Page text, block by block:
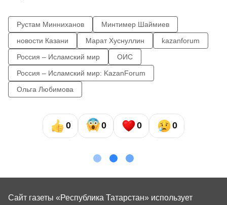
Рустам Минниханов
Минтимер Шаймиев
новости Казани
Марат Хуснуллин
kazanforum
Россия – Исламский мир
ОИС
Россия – Исламский мир: KazanForum
Ольга Любимова
0 0 0 0
Сайт газеты «Республика Татарстан» использует